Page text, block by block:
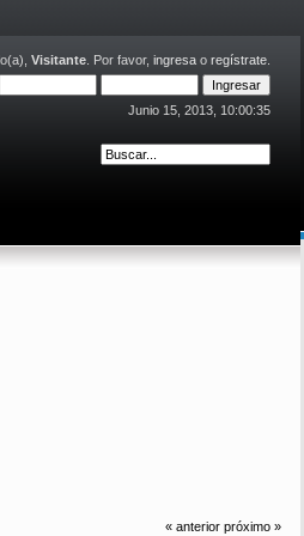
Visitante . Por favor, ingresa o regístrate
Junio 15, 2013, 10:00:35
« anterior próximo »